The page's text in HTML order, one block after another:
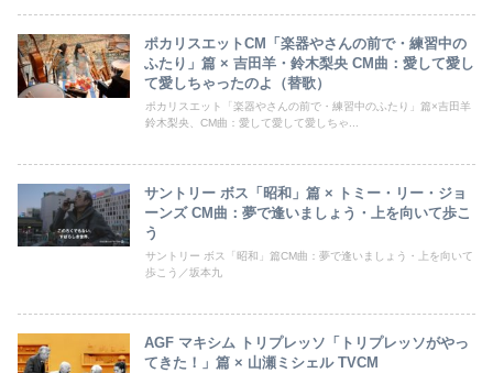
ポカリスエットCM「楽器やさんの前で・練習中の
ふたり」篇 × 吉田羊・鈴木梨央 CM曲：愛して愛し
て愛しちゃったのよ（替歌）
ポカリスエット「楽器やさんの前で・練習中のふたり」篇×吉田羊
鈴木梨央、CM曲：愛して愛して愛しちゃ...
サントリー ボス「昭和」篇 × トミー・リー・ジョ
ーンズ CM曲：夢で逢いましょう・上を向いて歩こ
う
サントリー ボス「昭和」篇CM曲：夢で逢いましょう・上を向いて
歩こう／坂本九
AGF マキシム トリプレッソ「トリプレッソがやっ
てきた！」篇 × 山瀬ミシェル TVCM